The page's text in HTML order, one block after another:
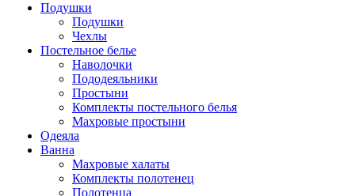
Подушки
Подушки
Чехлы
Постельное белье
Наволочки
Пододеяльники
Простыни
Комплекты постельного белья
Махровые простыни
Одеяла
Ванна
Махровые халаты
Комплекты полотенец
Полотенца